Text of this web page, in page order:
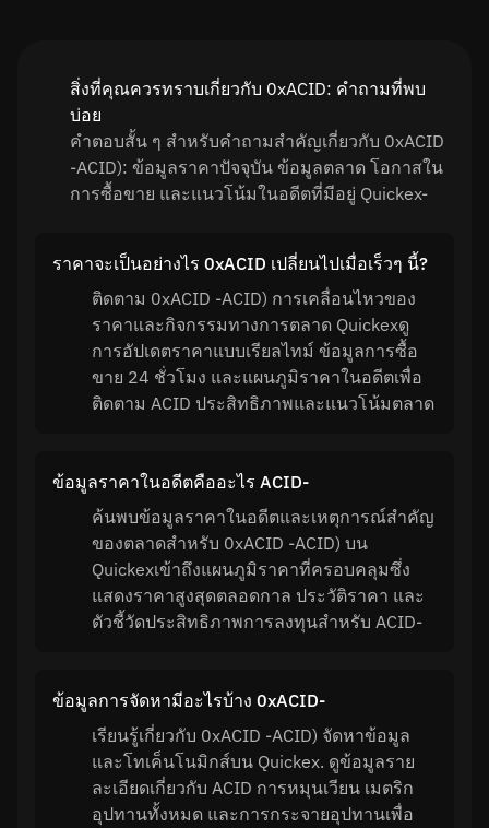
สิ่งที่คุณควรทราบเกี่ยวกับ 0xACID: คำถามที่พบ
บ่อย
คำตอบสั้น ๆ สำหรับคำถามสำคัญเกี่ยวกับ 0xACID
-ACID): ข้อมูลราคาปัจจุบัน ข้อมูลตลาด โอกาสใน
การซื้อขาย และแนวโน้มในอดีตที่มีอยู่ Quickex-
ราคาจะเป็นอย่างไร 0xACID เปลี่ยนไปเมื่อเร็วๆ นี้?
ติดตาม 0xACID -ACID) การเคลื่อนไหวของ
ราคาและกิจกรรมทางการตลาด Quickexดู
การอัปเดตราคาแบบเรียลไทม์ ข้อมูลการซื้อ
ขาย 24 ชั่วโมง และแผนภูมิราคาในอดีตเพื่อ
ติดตาม ACID ประสิทธิภาพและแนวโน้มตลาด
ข้อมูลราคาในอดีตคืออะไร ACID-
ค้นพบข้อมูลราคาในอดีตและเหตุการณ์สำคัญ
ของตลาดสำหรับ 0xACID -ACID) บน
Quickexเข้าถึงแผนภูมิราคาที่ครอบคลุมซึ่ง
แสดงราคาสูงสุดตลอดกาล ประวัติราคา และ
ตัวชี้วัดประสิทธิภาพการลงทุนสำหรับ ACID-
ข้อมูลการจัดหามีอะไรบ้าง 0xACID-
เรียนรู้เกี่ยวกับ 0xACID -ACID) จัดหาข้อมูล
และโทเค็นโนมิกส์บน Quickex. ดูข้อมูลราย
ละเอียดเกี่ยวกับ ACID การหมุนเวียน เมตริก
อุปทานทั้งหมด และการกระจายอุปทานเพื่อ